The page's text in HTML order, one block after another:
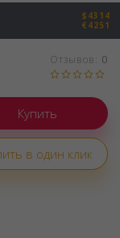
$4314
€4251
Отзывов: 0
в один клик